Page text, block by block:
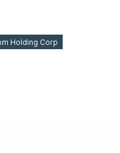
Holding Corp